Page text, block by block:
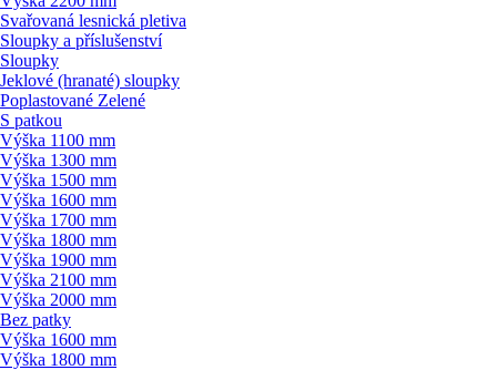
Svařovaná lesnická pletiva
Sloupky a příslušenství
Sloupky
Jeklové (hranaté) sloupky
Poplastované Zelené
S patkou
Výška 1100 mm
Výška 1300 mm
Výška 1500 mm
Výška 1600 mm
Výška 1700 mm
Výška 1800 mm
Výška 1900 mm
Výška 2100 mm
Výška 2000 mm
Bez patky
Výška 1600 mm
Výška 1800 mm